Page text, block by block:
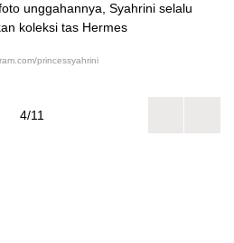
unggahannya, Syahrini selalu
koleksi tas Hermes
princessyahrini
4/11